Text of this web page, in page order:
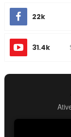
22k
31.4k